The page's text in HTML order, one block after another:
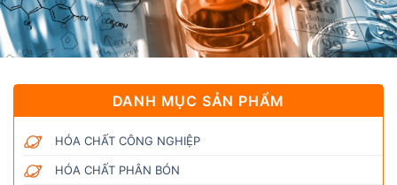
DANH MỤC SẢN PHẨM
HÓA CHẤT CÔNG NGHIỆP
HÓA CHẤT PHÂN BÓN